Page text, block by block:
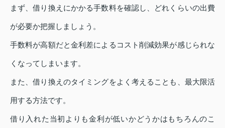
まず、借り換えにかかる手数料を確認し、どれくらいの出費
が必要か把握しましょう。
手数料が高額だと金利差によるコスト削減効果が感じられな
くなってしまいます。
また、借り換えのタイミングをよく考えることも、最大限活
用する方法です。
借り入れた当初よりも金利が低いかどうかはもちろんのこ